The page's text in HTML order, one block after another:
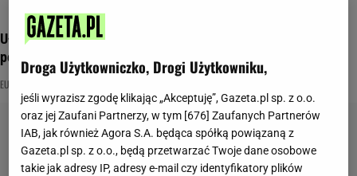
Ułożyliśmy quiz geograficzny tylko dla wymiataczy. 12/12
poza zasięgiem
EUROPA
Droga Użytkowniczko, Drogi Użytkowniku,
jeśli wyrazisz zgodę klikając „Akceptuję”, Gazeta.pl sp. z o.o.
oraz jej Zaufani Partnerzy, w tym [ 676 ] Zaufanych Partnerów
IAB, jak również Agora S.A. będąca spółką powiązaną z
Gazeta.pl sp. z o.o., będą przetwarzać Twoje dane osobowe
takie jak adresy IP, adresy e-mail czy identyfikatory plików